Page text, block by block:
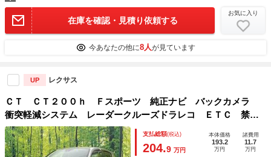
在庫を確認・見積り依頼する
お気に入り
今あなたの他に8人が見ています
UP レクサス
ＣＴ ＣＴ２００ｈ Ｆスポーツ 純正ナビ バックカメラ
衝突軽減システム レーダークルーズドラレコ ＥＴＣ 禁煙
車 コーナーセンサー スマートキー 純正１７インチアル
ミ オートハイビーム 車線逸脱警報 オートライト
支払総額(税込)
204.9 万円
本体価格
193.2
万円
諸費用
11.7
万円